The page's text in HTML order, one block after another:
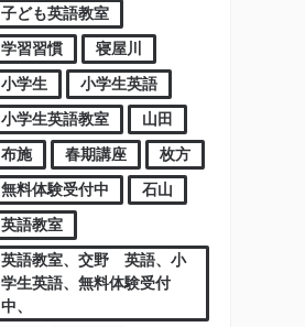
子ども英語教室
学習習慣
寝屋川
小学生
小学生英語
小学生英語教室
山田
布施
春期講座
枚方
無料体験受付中
石山
英語教室
英語教室、交野 英語、小
学生英語、無料体験受付
中、